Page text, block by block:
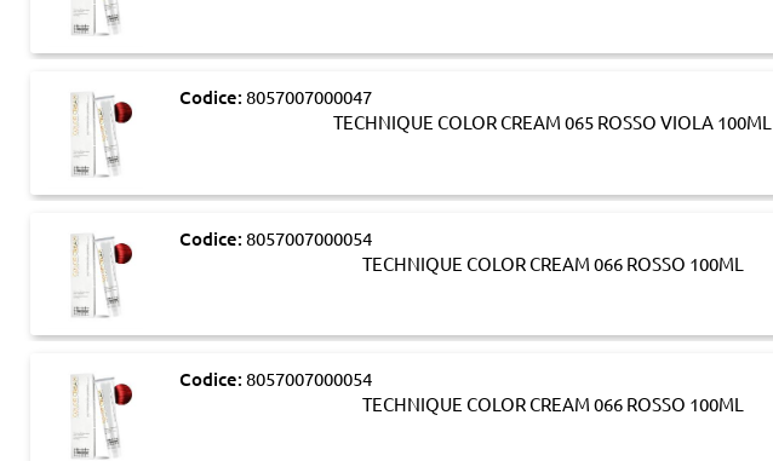
Codice: 8057007000047
TECHNIQUE COLOR CREAM 065 ROSSO VIOLA 100ML
Codice: 8057007000054
TECHNIQUE COLOR CREAM 066 ROSSO 100ML
Codice: 8057007000054
TECHNIQUE COLOR CREAM 066 ROSSO 100ML